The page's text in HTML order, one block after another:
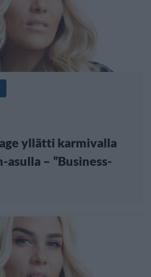
yllätti karmivalla
asulla – ”Business-